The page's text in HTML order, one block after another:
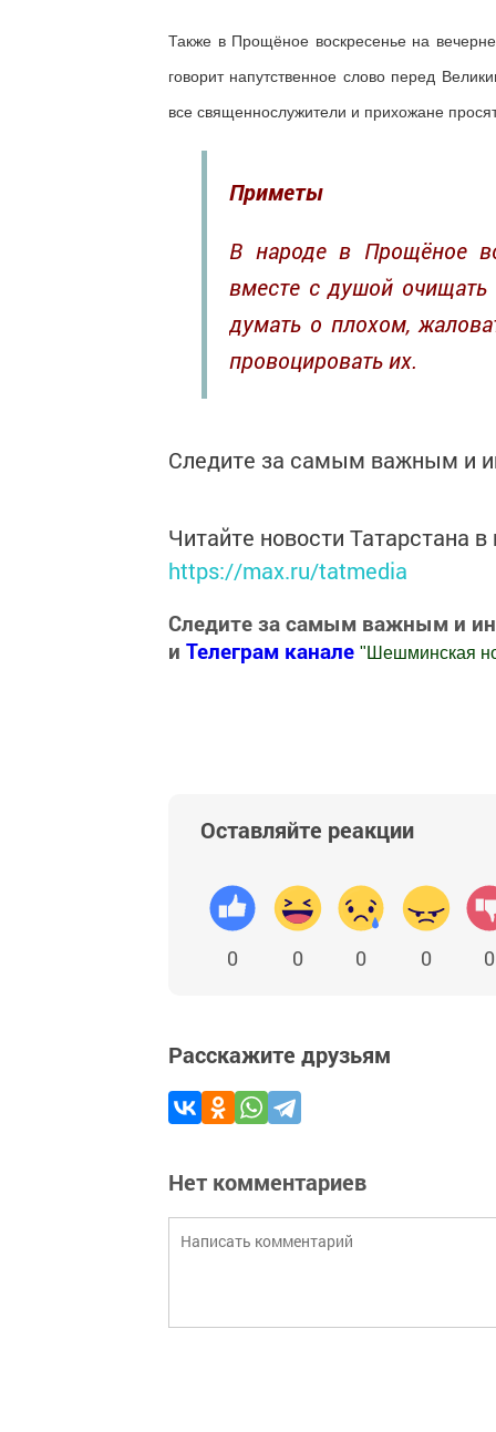
Также в Прощёное воскресенье на
говорит напутственное слово перед
все священнослужители и прихожане просят
Приметы
В народе в Прощёное
вместе с душой очищать
думать о плохом,
провоцировать их.
Следите за самым важным и
Читайте новости Татарстана
https://max.ru/tatmedia
Следите за самым важным и
и Телеграм канале " Шешминская
Оставляйте реакции
0 0 0 0 0
Расскажите друзьям
Нет комментариев